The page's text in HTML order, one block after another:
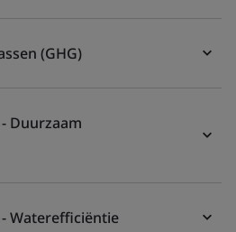
(GHG)
Duurzaam
Waterefficiëntie